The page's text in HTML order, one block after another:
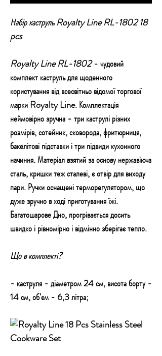
Набір каструль Royalty Line RL-1802 18
pcs
Royalty Line RL-1802 -чудовий
комплект каструль для щоденного
користування від всесвітньо відомої торгової
марки Royalty Line. Комплектація
неймовірно зручна - три каструлі різних
розмірів, сотейник, сковорода, фритюрниця,
бакелітові підставки і три підвиди кухонного
начиння. Матеріал взятий за основу нержавіюча
сталь, кришки теж сталеві, є отвір для виходу
пари. Ручки оснащені терморегулятором, що
дуже зручно в ході приготування їжі.
Багатошарове Дно, прогрівається досить
швидко і рівномірно і відмінно зберігає тепло.
Що в комплекті?
- каструля - діаметром 24 см, висота борту -
14 см, об'єм - 6,3 літра;